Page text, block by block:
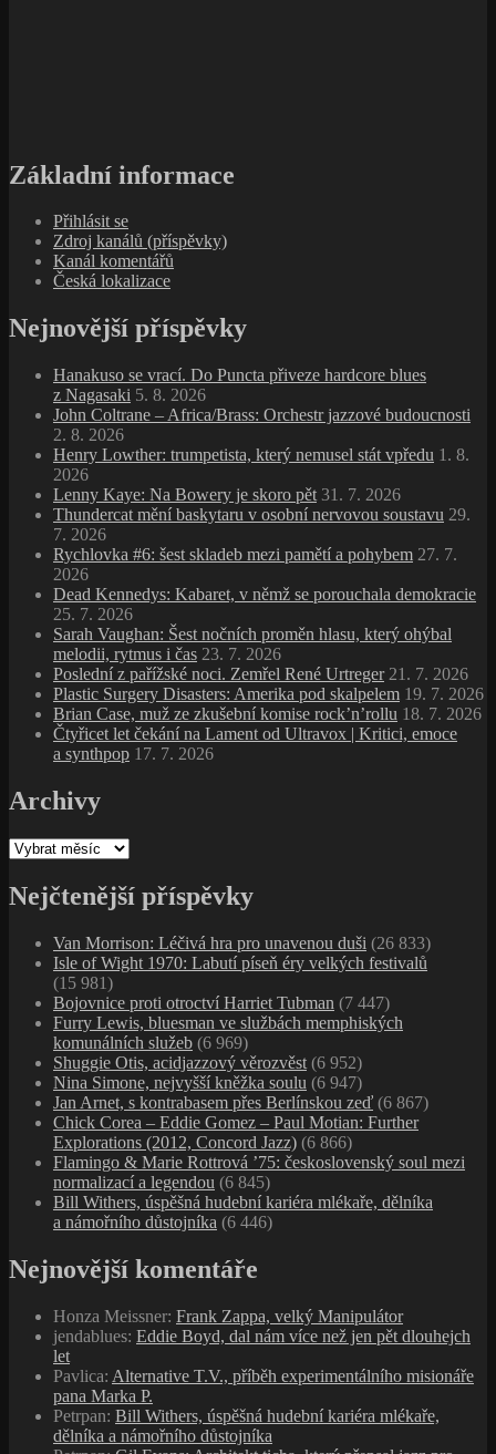
Základní informace
Přihlásit se
Zdroj kanálů (příspěvky)
Kanál komentářů
Česká lokalizace
Nejnovější příspěvky
Hanakuso se vrací. Do Puncta přiveze hardcore blues
z Nagasaki 5. 8. 2026
John Coltrane – Africa/Brass: Orchestr jazzové budoucnosti
2. 8. 2026
Henry Lowther: trumpetista, který nemusel stát vpředu 1. 8.
2026
Lenny Kaye: Na Bowery je skoro pět 31. 7. 2026
Thundercat mění baskytaru v osobní nervovou soustavu 29.
7. 2026
Rychlovka #6: šest skladeb mezi pamětí a pohybem 27. 7.
2026
Dead Kennedys: Kabaret, v němž se porouchala demokracie
25. 7. 2026
Sarah Vaughan: Šest nočních proměn hlasu, který ohýbal
melodii, rytmus i čas 23. 7. 2026
Poslední z pařížské noci. Zemřel René Urtreger 21. 7. 2026
Plastic Surgery Disasters: Amerika pod skalpelem 19. 7. 2026
Brian Case, muž ze zkušební komise rock’n’rollu 18. 7. 2026
Čtyřicet let čekání na Lament od Ultravox | Kritici, emoce
a synthpop 17. 7. 2026
Archivy
Archivy
Nejčtenější příspěvky
Van Morrison: Léčivá hra pro unavenou duši (26 833)
Isle of Wight 1970: Labutí píseň éry velkých festivalů
(15 981)
Bojovnice proti otroctví Harriet Tubman (7 447)
Furry Lewis, bluesman ve službách memphiských
komunálních služeb (6 969)
Shuggie Otis, acidjazzový věrozvěst (6 952)
Nina Simone, nejvyšší kněžka soulu (6 947)
Jan Arnet, s kontrabasem přes Berlínskou zeď (6 867)
Chick Corea – Eddie Gomez – Paul Motian: Further
Explorations (2012, Concord Jazz) (6 866)
Flamingo & Marie Rottrová ’75: československý soul mezi
normalizací a legendou (6 845)
Bill Withers, úspěšná hudební kariéra mlékaře, dělníka
a námořního důstojníka (6 446)
Nejnovější komentáře
Honza Meissner: Frank Zappa, velký Manipulátor
jendablues: Eddie Boyd, dal nám více než jen pět dlouhejch
let
Pavlica: Alternative T.V., příběh experimentálního misionáře
pana Marka P.
Petrpan: Bill Withers, úspěšná hudební kariéra mlékaře,
dělníka a námořního důstojníka